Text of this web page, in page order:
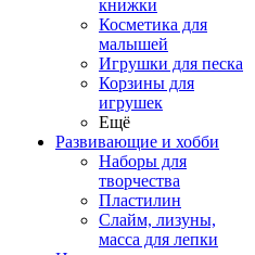
книжки
Косметика для
малышей
Игрушки для песка
Корзины для
игрушек
Ещё
Развивающие и хобби
Наборы для
творчества
Пластилин
Слайм, лизуны,
масса для лепки